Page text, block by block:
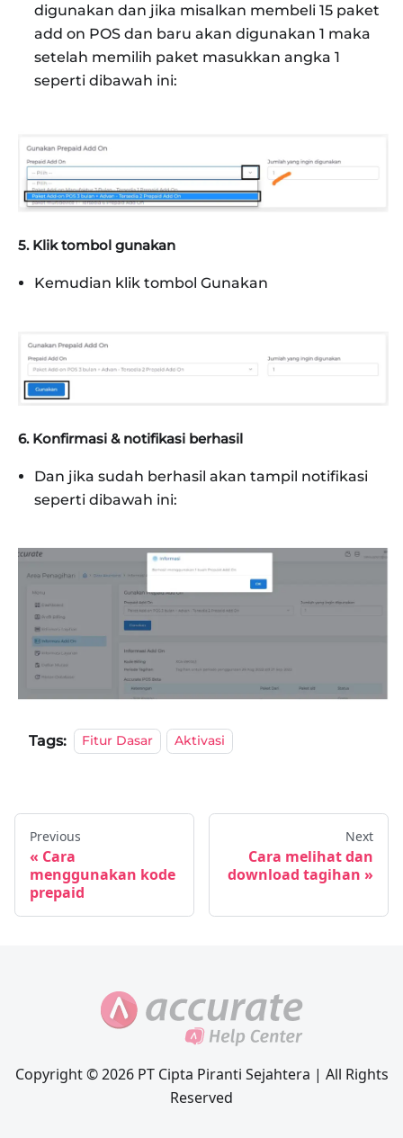
digunakan dan jika misalkan membeli 15 paket
add on POS dan baru akan digunakan 1 maka
setelah memilih paket masukkan angka 1
seperti dibawah ini:
5. Klik tombol gunakan
Kemudian klik tombol Gunakan
6. Konfirmasi & notifikasi berhasil
Dan jika sudah berhasil akan tampil notifikasi
seperti dibawah ini:
Tags: Fitur Dasar Aktivasi
Previous
Cara
menggunakan kode
prepaid
Next
Cara melihat dan
download tagihan
Copyright © 2026 PT Cipta Piranti Sejahtera | All Rights
Reserved